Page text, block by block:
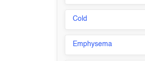
Cold
Emphysema